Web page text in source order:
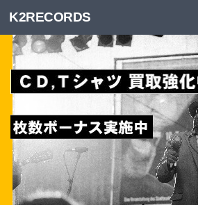
Skip to content
K2RECORDS